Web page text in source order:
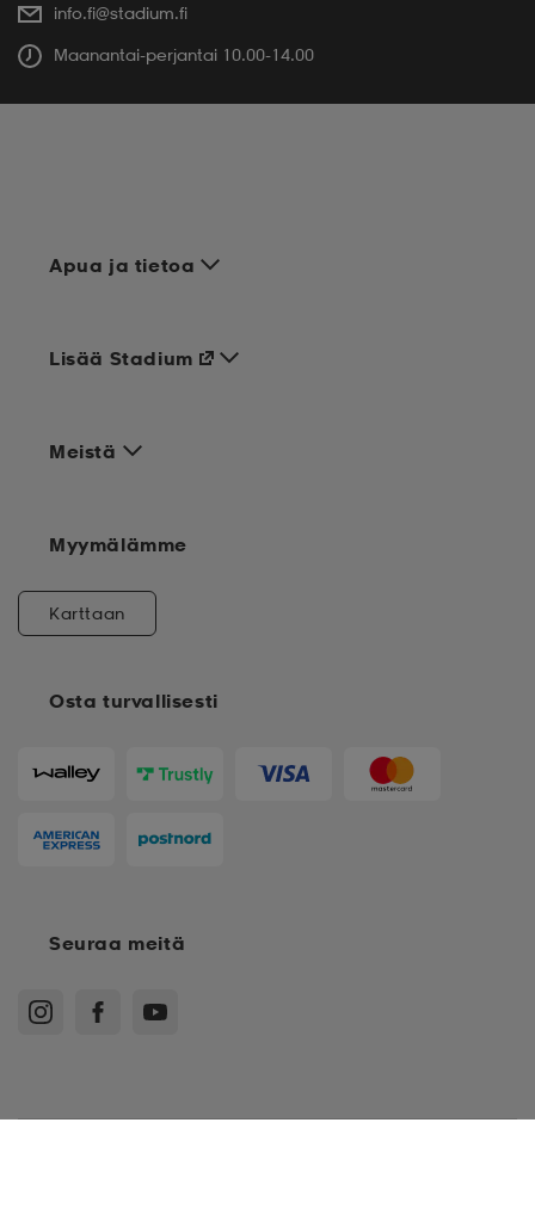
info.fi@stadium.fi
Maanantai-perjantai 10.00-14.00
Apua ja tietoa
Meistä
Osta turvallisesti
Lisää Stadium
Myymälämme
Karttaan
Seuraa meitä